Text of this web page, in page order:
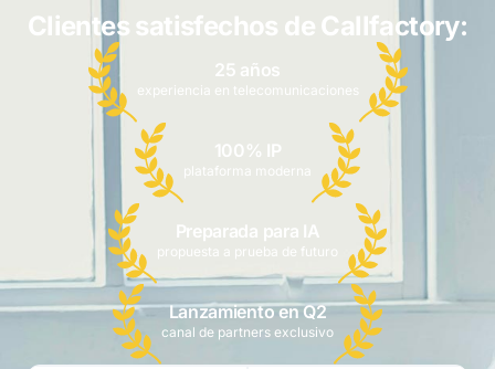
Clientes satisfechos de Callfactory:
25 años
experiencia en telecomunicaciones
100% IP
plataforma moderna
Preparada para IA
propuesta a prueba de futuro
Lanzamiento en Q2
canal de partners exclusivo